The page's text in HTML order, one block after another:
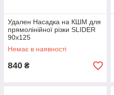
Удален Насадка на КШМ для
прямолінійної різки SLIDER
90x125
Немає в наявності
840 ₴